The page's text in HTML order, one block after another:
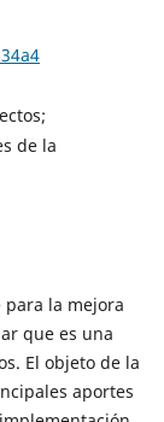
de la
para la mejora
que es una
El objeto de la
aportes